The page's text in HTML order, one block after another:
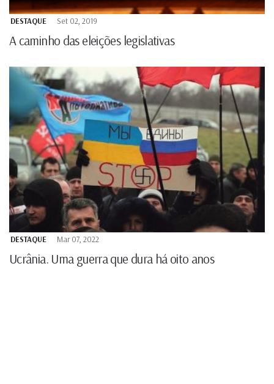
DESTAQUE Set 02, 2019
A caminho das eleições legislativas
DESTAQUE Mar 07, 2022
Ucrânia. Uma guerra que dura há oito anos